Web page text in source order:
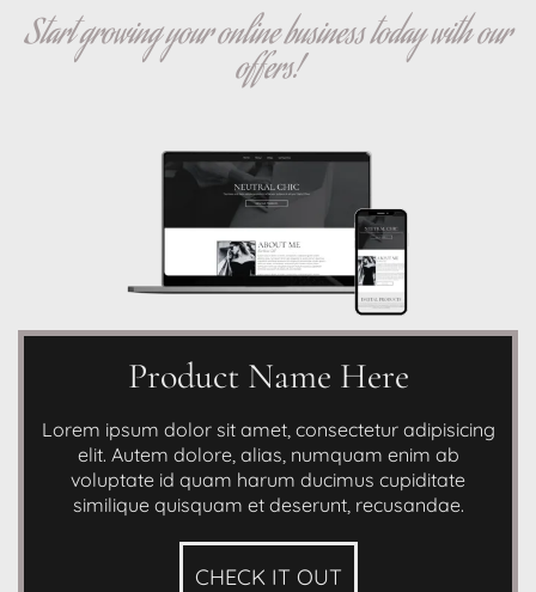
Start growing your online business today with our
offers!
Product Name Here
Lorem ipsum dolor sit amet, consectetur adipisicing
elit. Autem dolore, alias, numquam enim ab
voluptate id quam harum ducimus cupiditate
similique quisquam et deserunt, recusandae.
CHECK IT OUT